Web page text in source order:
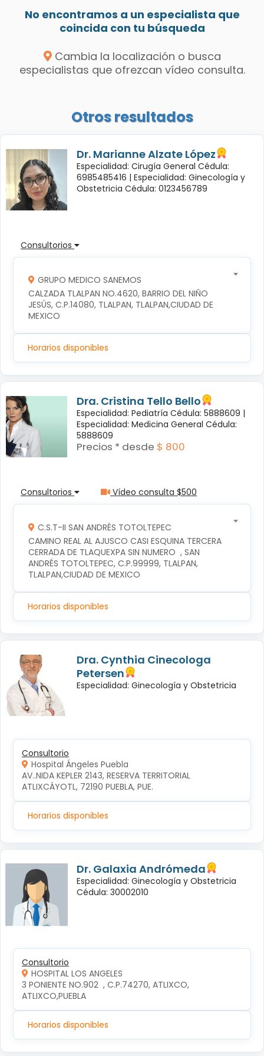
No encontramos a un especialista que
coincida con tu búsqueda
Cambia la localización o busca
especialistas que ofrezcan vídeo consulta.
Otros resultados
Dr. Marianne Alzate López
Especialidad: Cirugía General Cédula:
6985485416 | Especialidad: Ginecología y
Obstetricia Cédula: 0123456789
Consultorios
GRUPO MEDICO SANEMOS
CALZADA TLALPAN NO.4620, BARRIO DEL NIÑO
JESÚS, C.P.14080, TLALPAN, TLALPAN,CIUDAD DE
MEXICO
Horarios disponibles
Dra. Cristina Tello Bello
Especialidad: Pediatría Cédula: 5888609 |
Especialidad: Medicina General Cédula:
5888609
Precios * desde $ 800
Consultorios Vídeo consulta $500
C.S.T-II SAN ANDRÉS TOTOLTEPEC
CAMINO REAL AL AJUSCO CASI ESQUINA TERCERA
CERRADA DE TLAQUEXPA SIN NUMERO  , SAN
ANDRÉS TOTOLTEPEC, C.P.99999, TLALPAN,
TLALPAN,CIUDAD DE MEXICO
Horarios disponibles
Dra. Cynthia Cinecologa
Petersen
Especialidad: Ginecología y Obstetricia
Consultorio
Hospital Ángeles Puebla
AV..NIDA KEPLER 2143, RESERVA TERRITORIAL
ATLIXCÁYOTL, 72190 PUEBLA, PUE.
Horarios disponibles
Dr. Galaxia Andrómeda
Especialidad: Ginecología y Obstetricia
Cédula: 30002010
Consultorio
HOSPITAL LOS ANGELES
3 PONIENTE NO.902  , C.P.74270, ATLIXCO,
ATLIXCO,PUEBLA
Horarios disponibles